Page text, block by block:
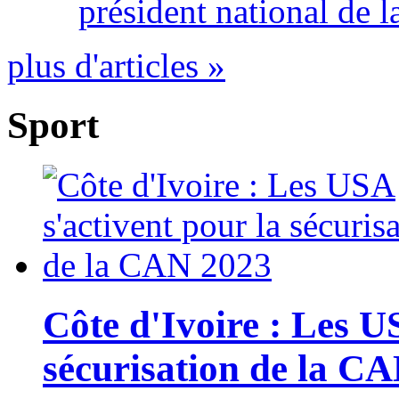
président national de
plus d'articles »
Sport
Côte d'Ivoire : Les
sécurisation de la